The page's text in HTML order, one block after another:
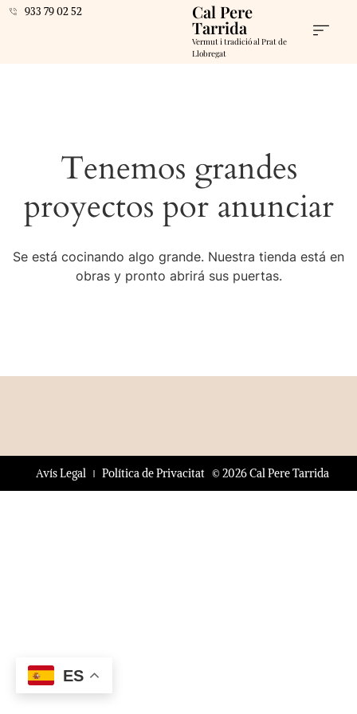
933 79 02 52 Cal Pere
Tarrida
Vermut i tradició al Prat de
Llobregat
Tenemos grandes
proyectos por anunciar
Se está cocinando algo grande. Nuestra tienda está en
obras y pronto abrirá sus puertas.
© 2026 Cal Pere Tarrida
Avís Legal Política de Privacitat
ES